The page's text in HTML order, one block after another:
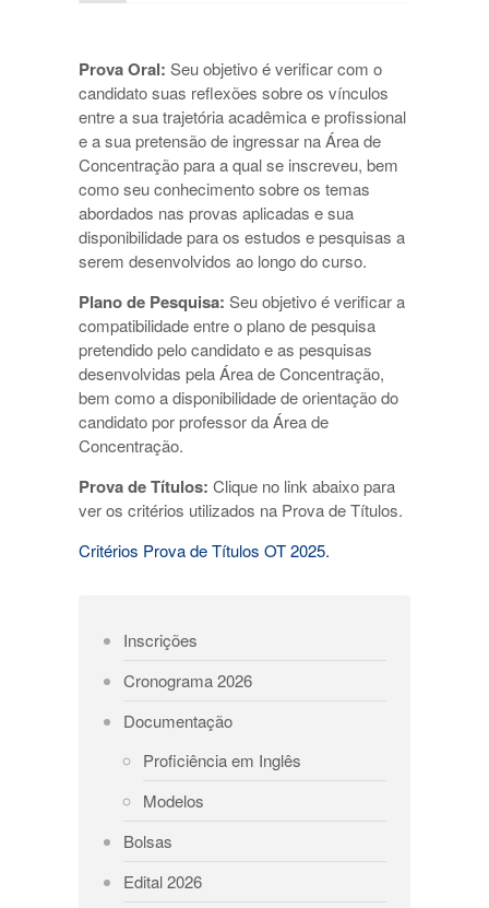
Contato
Prova Oral: Seu objetivo é verificar com o
candidato suas reflexões sobre os vínculos
entre a sua trajetória acadêmica e profissional
e a sua pretensão de ingressar na Área de
Concentração para a qual se inscreveu, bem
como seu conhecimento sobre os temas
abordados nas provas aplicadas e sua
disponibilidade para os estudos e pesquisas a
serem desenvolvidos ao longo do curso.
Plano de Pesquisa: Seu objetivo é verificar a
compatibilidade entre o plano de pesquisa
pretendido pelo candidato e as pesquisas
desenvolvidas pela Área de Concentração,
bem como a disponibilidade de orientação do
candidato por professor da Área de
Concentração.
Prova de Títulos: Clique no link abaixo para
ver os critérios utilizados na Prova de Títulos.
Critérios Prova de Títulos OT 2025.
Inscrições
Cronograma 2026
Documentação
Proficiência em Inglês
Modelos
Bolsas
Edital 2026